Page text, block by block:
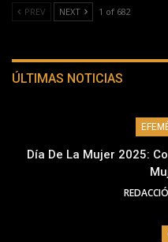
PREV NEXT 1 of 682
ÚLTIMAS NOTICIAS
Día De La Mujer 2025: